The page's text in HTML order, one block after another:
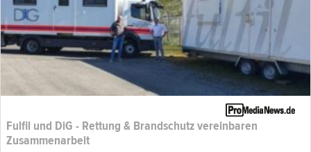
Fulfil und DiG - Rettung & Brandschutz vereinbaren
Zusammenarbeit